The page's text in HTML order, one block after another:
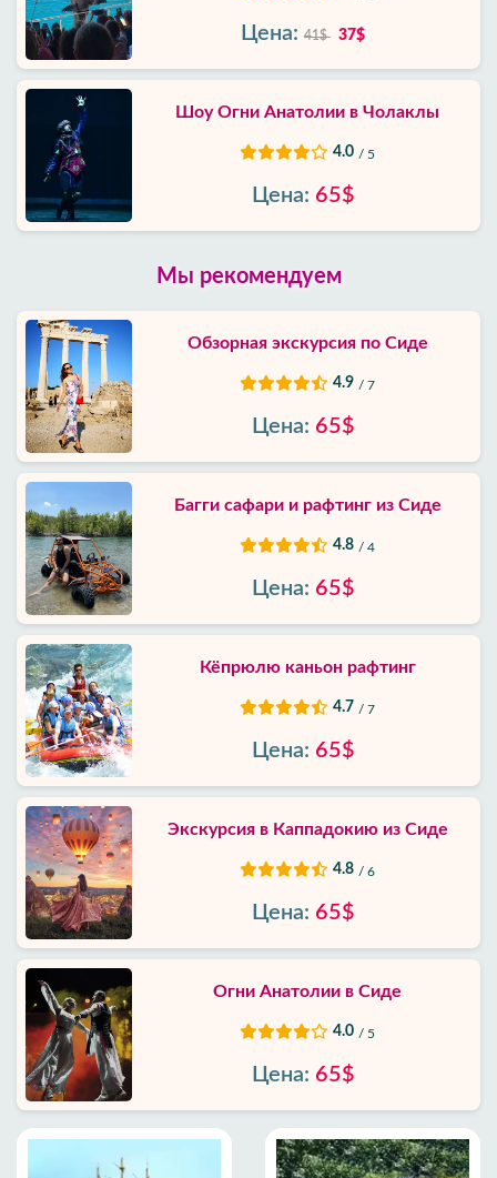
Цена: 41$ 37$
Шоу Огни Анатолии в Чолаклы
4.0 / 5
Цена: 65$
Мы рекомендуем
Обзорная экскурсия по Сиде
4.9 / 7
Цена: 65$
Багги сафари и рафтинг из Сиде
4.8 / 4
Цена: 65$
Кёпрюлю каньон рафтинг
4.7 / 7
Цена: 65$
Экскурсия в Каппадокию из Сиде
4.8 / 6
Цена: 65$
Огни Анатолии в Сиде
4.0 / 5
Цена: 65$